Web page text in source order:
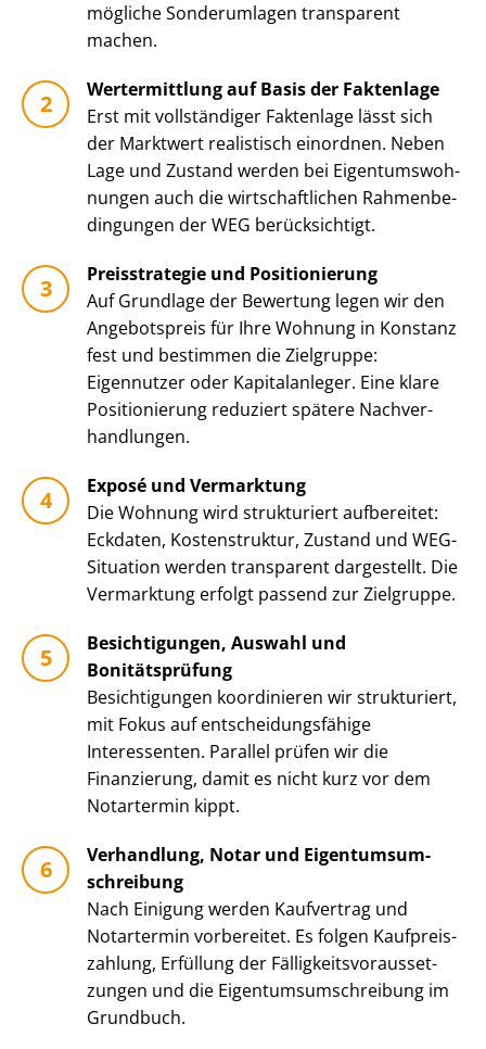
mögliche Sonderumlagen transparent
machen.
Wertermittlung auf Basis der Faktenlage
Erst mit vollständiger Faktenlage lässt sich
der Marktwert realistisch einordnen. Neben
Lage und Zustand werden bei Ei­gen­tums­woh­
nun­gen auch die wirt­schaft­li­chen Rah­men­be­
din­gun­gen der WEG berücksichtigt.
Preisstrategie und Positionierung
Auf Grundlage der Bewertung legen wir den
Angebotspreis für Ihre Wohnung in Konstanz
fest und bestimmen die Zielgruppe:
Eigennutzer oder Kapitalanleger. Eine klare
Positionierung reduziert spätere Nach­ver­
hand­lun­gen.
Exposé und Vermarktung
Die Wohnung wird strukturiert aufbereitet:
Eckdaten, Kostenstruktur, Zustand und WEG-
Situation werden transparent dargestellt. Die
Vermarktung erfolgt passend zur Zielgruppe.
Besichtigungen, Auswahl und
Bonitätsprüfung
Besichtigungen koordinieren wir strukturiert,
mit Fokus auf ent­schei­dungs­fä­hi­ge
Interessenten. Parallel prüfen wir die
Finanzierung, damit es nicht kurz vor dem
Notartermin kippt.
Verhandlung, Notar und Ei­gen­tums­um­
schrei­bung
Nach Einigung werden Kaufvertrag und
Notartermin vorbereitet. Es folgen Kauf­preis­
zah­lung, Erfüllung der Fäl­lig­keits­vor­aus­set­
zun­gen und die Ei­gen­tums­um­schrei­bung im
Grundbuch.